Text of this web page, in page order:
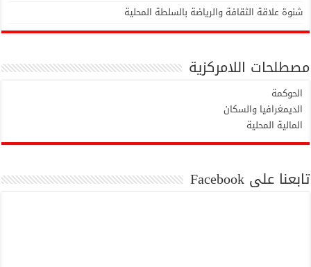
شنوة علاقة الثقافة والرياضة بالسلطة المحلية
مصطلحات اللامركزية
الحوكمة
الديمغرافيا والسكان
المالية المحلية
تابعنا على Facebook